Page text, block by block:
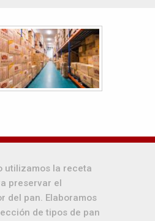
utilizamos la receta
preservar el
del pan. Elaboramos
de tipos de pan